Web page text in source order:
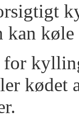
kan
kødet